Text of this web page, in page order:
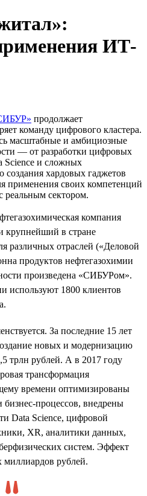
ИТ-
продолжает
команду цифрового кластера.
масштабные и амбициозные
— от разработки цифровых
Science и сложных
создания хардовых гаджетов
применения своих компетенций
реальным сектором.
компания
крупнейший в стране
различных отраслей («Деловой
продуктов нефтегазохимии
произведена «СИБУРом».
используют 1800 клиентов
За последние 15 лет
новых и модернизацию
трлн рублей. А в 2017 году
трансформация
времени оптимизированы
бизнес-процессов, внедрены
Data Science, цифровой
XR, аналитики данных,
систем. Эффект
миллиардов рублей.